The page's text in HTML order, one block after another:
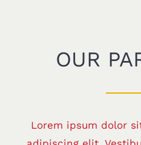
OUR
Lorem ipsum dolor